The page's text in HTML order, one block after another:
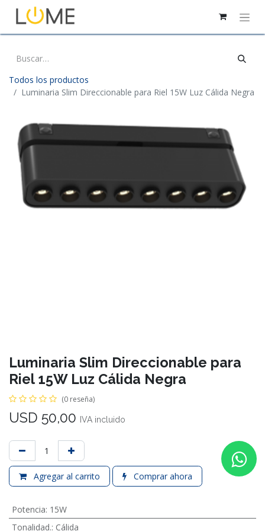
Todos los productos
Luminaria Slim Direccionable para Riel 15W Luz Cálida Negra
Luminaria Slim Direccionable para
Riel 15W Luz Cálida Negra
(0 reseña)
USD 50,00 IVA incluido
Agregar al carrito Comprar ahora
Potencia: 15W
Tonalidad.: Cálida